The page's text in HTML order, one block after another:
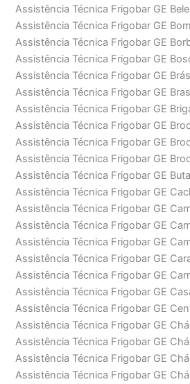
Assistência Técnica Frigobar GE
Assistência Técnica Frigobar GE
Assistência Técnica Frigobar GE
Assistência Técnica Frigobar GE
Assistência Técnica Frigobar GE Brás
Assistência Técnica Frigobar GE
Assistência Técnica Frigobar GE
Assistência Técnica Frigobar GE
Assistência Técnica Frigobar GE
Assistência Técnica Frigobar GE
Assistência Técnica Frigobar GE
Assistência Técnica Frigobar GE
Assistência Técnica Frigobar GE
Assistência Técnica Frigobar GE
Assistência Técnica Frigobar GE
Assistência Técnica Frigobar GE
Assistência Técnica Frigobar GE
Assistência Técnica Frigobar GE
Assistência Técnica Frigobar GE
Assistência Técnica Frigobar GE
Assistência Técnica Frigobar GE
Assistência Técnica Frigobar GE
Assistência Técnica Frigobar GE